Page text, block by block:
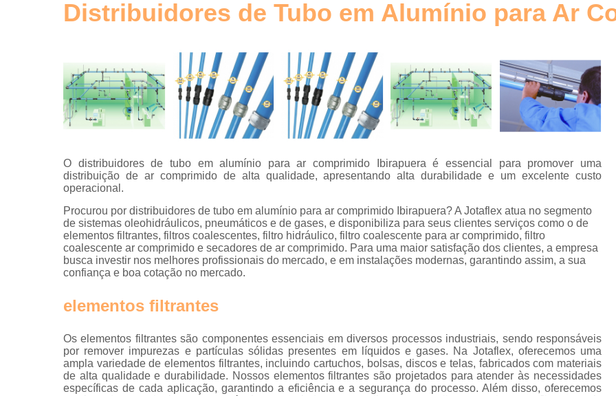
de ar
comprimido
alumínio
para ar
comprimido
Tubulações
em alumínio
Elemento Filtrante Plissado
Filtro Hidráulico Retorno
Filtros Hidráulicos
Elemento para Filtro Coalescente
Filtro Coalescente Domnick
Gerador de Nitrogênio com
Gerador de Nitrogênio Industrial
Gerador de Nitrogênio para
Rede Ar
Rede de Ar Comprimido
Rede de Ar Comprimido
Distribuidores de Tubo em Alumínio para Ar
O distribuidores de tubo em alumínio para ar comprimido Ibirapuera é essencial para promover uma
distribuição de ar comprimido de alta qualidade, apresentando alta durabilidade e um excelente custo
operacional.
Procurou por distribuidores de tubo em alumínio para ar comprimido Ibirapuera? A Jotaflex atua no segmento
de sistemas oleohidráulicos, pneumáticos e de gases, e disponibiliza para seus clientes serviços como o de
elementos filtrantes, filtros coalescentes, filtro hidráulico, filtro coalescente para ar comprimido, filtro
coalescente ar comprimido e secadores de ar comprimido. Para uma maior satisfação dos clientes, a empresa
busca investir nos melhores profissionais do mercado, e em instalações modernas, garantindo assim, a sua
confiança e boa cotação no mercado.
elementos filtrantes
Os elementos filtrantes são componentes essenciais em diversos processos industriais, sendo responsáveis
por remover impurezas e partículas sólidas presentes em líquidos e gases. Na Jotaflex, oferecemos uma
ampla variedade de elementos filtrantes, incluindo cartuchos, bolsas, discos e telas, fabricados com materiais
de alta qualidade e durabilidade. Nossos elementos filtrantes são projetados para atender às necessidades
específicas de cada aplicação, garantindo a eficiência e a segurança do processo. Além disso, oferecemos